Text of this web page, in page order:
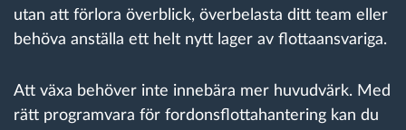
Sparkalkylator
utan att förlora överblick, överbelasta ditt team eller
behöva anställa ett helt nytt lager av flottaansvariga.
Att växa behöver inte innebära mer huvudvärk. Med
rätt programvara för fordonsflottahantering kan du